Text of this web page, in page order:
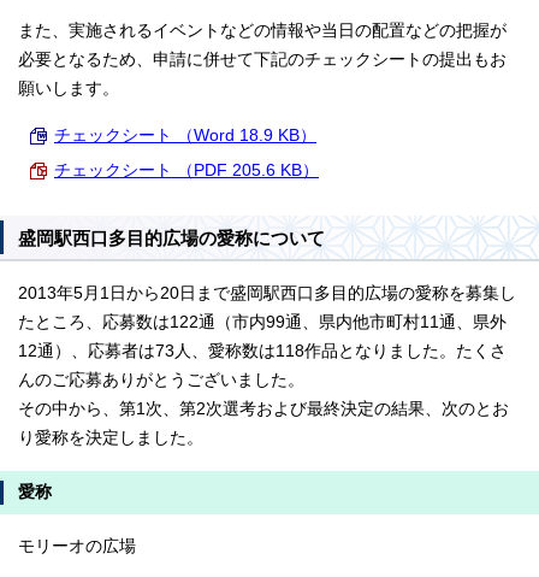
また、実施されるイベントなどの情報や当日の配置などの把握が
必要となるため、申請に併せて下記のチェックシートの提出もお
願いします。
チェックシート （Word 18.9 KB）
チェックシート （PDF 205.6 KB）
盛岡駅西口多目的広場の愛称について
2013年5月1日から20日まで盛岡駅西口多目的広場の愛称を募集し
たところ、応募数は122通（市内99通、県内他市町村11通、県外
12通）、応募者は73人、愛称数は118作品となりました。たくさ
んのご応募ありがとうございました。
その中から、第1次、第2次選考および最終決定の結果、次のとお
り愛称を決定しました。
愛称
モリーオの広場